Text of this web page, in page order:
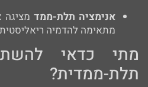
אנימציה תלת-ממדמציגה
מתאימה להדמיה
מתי כדאי
תלת-ממדית?